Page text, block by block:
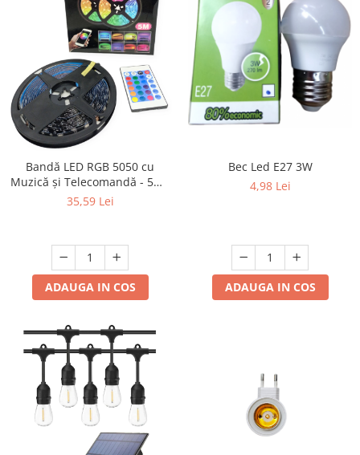
Bandă LED RGB 5050 cu
Muzică și Telecomandă - 5m ,
USB,Negru
35,59 Lei
ADAUGA IN COS
Bec Led E27 3W
4,98 Lei
ADAUGA IN COS